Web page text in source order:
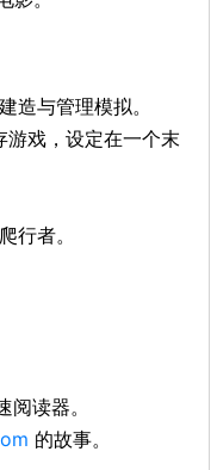
造与管理模拟。
游戏，设定在一个末
行者。
读器。
的故事。